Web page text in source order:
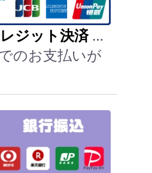
ジット決済…
のお支払いが